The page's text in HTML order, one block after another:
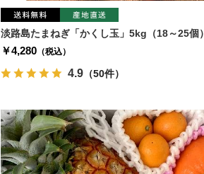
淡路島たまねぎ「かくし玉」5kg（18～25個）
￥4,280 （税込）
4.9 （50件）